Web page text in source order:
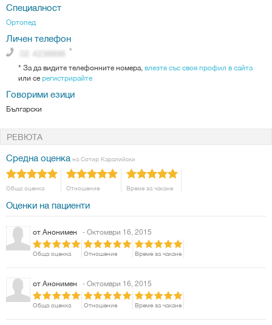
Специалност
Ортопед
Личен телефон
* За да видите телефонните номера, влезте със своя профил в сайта
или серегистрирайте
Говорими езици
Български
РЕВЮТА
Средна оценка на Сотир Каралийски
Обща оценка Отношение Време за чакане
Оценки на пациенти
отАнонимен - Октомври 16, 2015
Обща оценка Отношение Време за чакане
отАнонимен - Октомври 16, 2015
Обща оценка Отношение Време за чакане